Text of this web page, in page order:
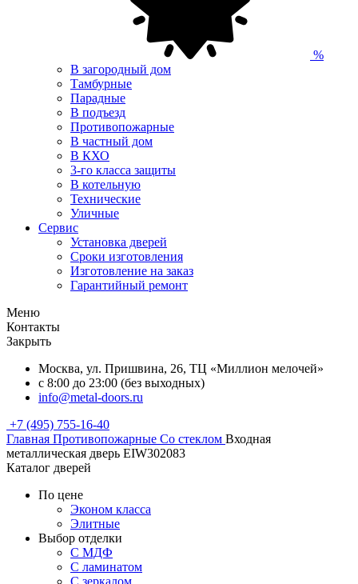
%
В загородный дом
Тамбурные
Парадные
В подъезд
Противопожарные
В частный дом
В КХО
3-го класса защиты
В котельную
Технические
Уличные
Сервис
Установка дверей
Сроки изготовления
Изготовление на заказ
Гарантийный ремонт
Меню
Контакты
Закрыть
Москва, ул. Пришвина, 26, ТЦ «Миллион мелочей»
с 8:00 до 23:00 (без выходных)
info@metal-doors.ru
+7 (495) 755-16-40
Главная Противопожарные Со стеклом Входная
металлическая дверь EIW302083
Каталог дверей
По цене
Эконом класса
Элитные
Выбор отделки
С МДФ
С ламинатом
С зеркалом